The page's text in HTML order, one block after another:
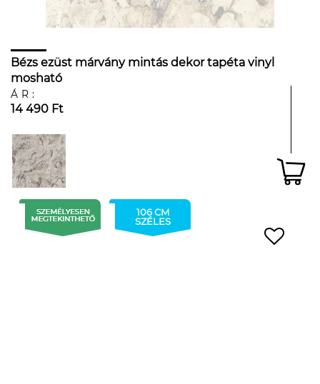
Bézs ezüst márvány mintás dekor tapéta vinyl
mosható
ÁR:
14 490 Ft
106 CM
SZÉLES